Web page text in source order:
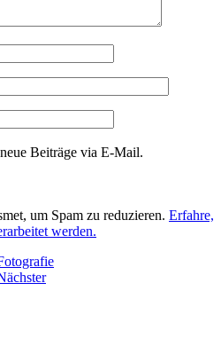
Beiträge via E-Mail.
um Spam zu reduzieren. Erfahre,
werden.